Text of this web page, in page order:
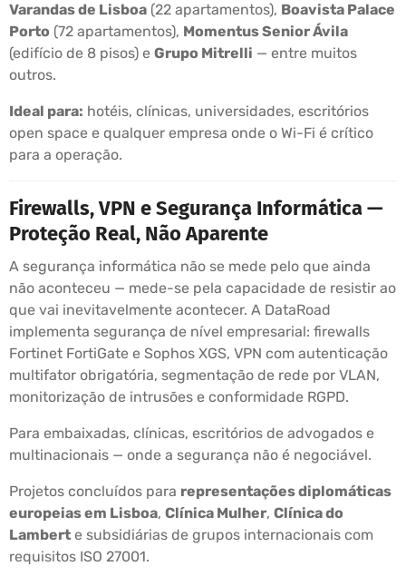
Varandas de Lisboa (22 apartamentos), Boavista Palace
Porto (72 apartamentos), Momentus Senior Ávila
(edifício de 8 pisos) e Grupo Mitrelli — entre muitos
outros.
Ideal para: hotéis, clínicas, universidades, escritórios
open space e qualquer empresa onde o Wi-Fi é crítico
para a operação.
Firewalls, VPN e Segurança Informática —
Proteção Real, Não Aparente
A segurança informática não se mede pelo que ainda
não aconteceu — mede-se pela capacidade de resistir ao
que vai inevitavelmente acontecer. A DataRoad
implementa segurança de nível empresarial: firewalls
Fortinet FortiGate e Sophos XGS, VPN com autenticação
multifator obrigatória, segmentação de rede por VLAN,
monitorização de intrusões e conformidade RGPD.
Para embaixadas, clínicas, escritórios de advogados e
multinacionais — onde a segurança não é negociável.
Projetos concluídos para representações diplomáticas
europeias em Lisboa, Clínica Mulher, Clínica do
Lambert e subsidiárias de grupos internacionais com
requisitos ISO 27001.